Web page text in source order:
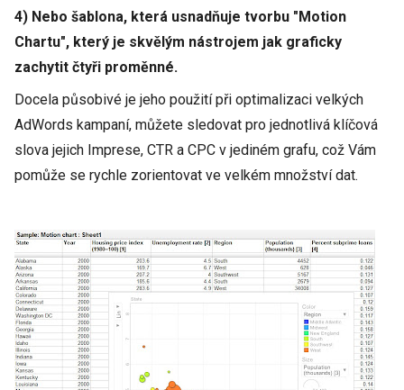
4) Nebo šablona, která usnadňuje tvorbu "Motion
Chartu", který je skvělým nástrojem jak graficky
zachytit čtyři proměnné.
Docela působivé je jeho použití při optimalizaci velkých
AdWords kampaní, můžete sledovat pro jednotlivá klíčová
slova jejich Imprese, CTR a CPC v jediném grafu, což Vám
pomůže se rychle zorientovat ve velkém množství dat.